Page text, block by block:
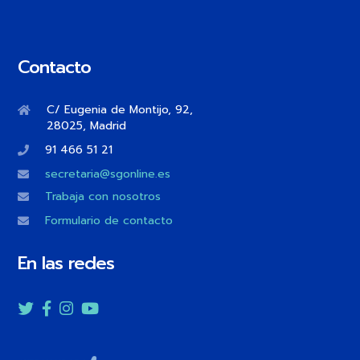
Contacto
C/ Eugenia de Montijo, 92,
28025, Madrid
91 466 51 21
secretaria@sgonline.es
Trabaja con nosotros
Formulario de contacto
En las redes
Twitter
Facebook
Instagram
YouTube